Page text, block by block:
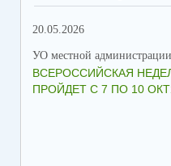
20.05.2026
УО местной
ВСЕРОССИЙСКАЯ
ПРОЙДЕТ С 7 ПО 10